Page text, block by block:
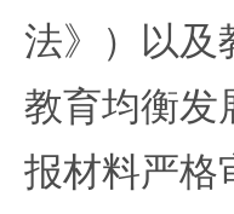
法》）以及
教育均衡发
报材料严格